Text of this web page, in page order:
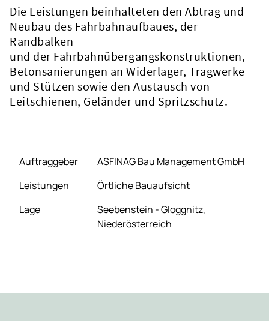
Die Leistungen beinhalteten den Abtrag und
Neubau des Fahrbahnaufbaues, der
Randbalken
und der Fahrbahnübergangskonstruktionen,
Betonsanierungen an Widerlager, Tragwerke
und Stützen sowie den Austausch von
Leitschienen, Geländer und Spritzschutz.
Auftraggeber
ASFINAG Bau Management GmbH
Leistungen
Örtliche Bauaufsicht
Lage
Seebenstein - Gloggnitz,
Niederösterreich